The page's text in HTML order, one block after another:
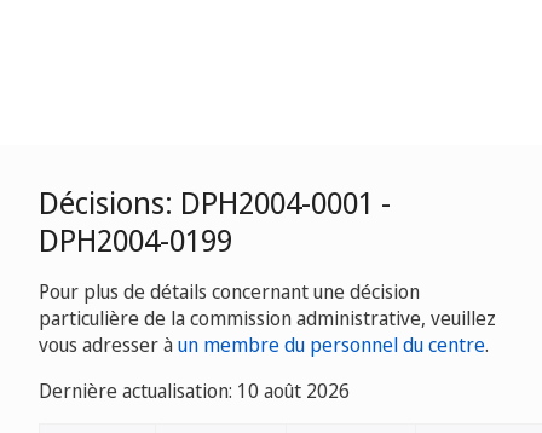
Décisions: DPH2004-0001 -
DPH2004-0199
Pour plus de détails concernant une décision
particulière de la commission administrative, veuillez
vous adresser àun membre du personnel du centre.
Dernière actualisation: 10 août 2026